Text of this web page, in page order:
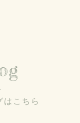
はこちら